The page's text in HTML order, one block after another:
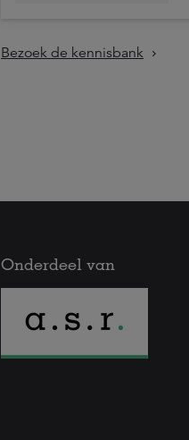
Bezoek de kennisbank
Onderdeel van